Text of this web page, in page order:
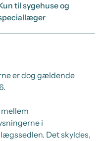
til sygehuse og
er dog gældende
i
Det skyldes,